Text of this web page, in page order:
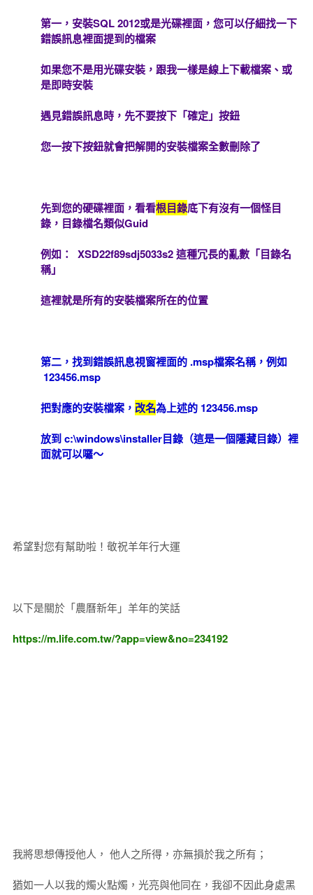
第一，安裝SQL 2012或是光碟裡面，您可以仔細找一下
錯誤訊息裡面提到的檔案
如果您不是用光碟安裝，跟我一樣是線上下載檔案、或
是即時安裝
遇見錯誤訊息時，先不要按下「確定」按鈕
您一按下按鈕就會把解開的安裝檔案全數刪除了
先到您的硬碟裡面，看看根目錄底下有沒有一個怪目
錄，目錄檔名類似Guid
例如： XSD22f89sdj5033s2 這種冗長的亂數「目錄名
稱」
這裡就是所有的安裝檔案所在的位置
第二，找到錯誤訊息視窗裡面的 .msp檔案名稱，例如
123456.msp
把對應的安裝檔案， 改名為上述的 123456.msp
放到 c:\windows\installer目錄（這是一個隱藏目錄）裡
面就可以囉～
希望對您有幫助啦！敬祝羊年行大運
以下是關於「農曆新年」羊年的笑話
https://m.life.com.tw/?app=view&no=234192
我將思想傳授他人， 他人之所得，亦無損於我之所有；
猶如一人以我的燭火點燭，光亮與他同在，我卻不因此身處黑